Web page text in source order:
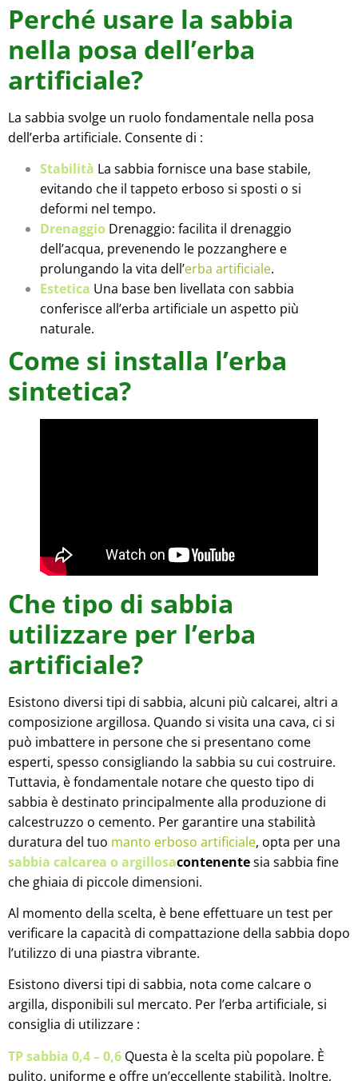
Perché usare la sabbia
nella posa dell’erba
artificiale?
La sabbia svolge un ruolo fondamentale nella posa
dell’erba artificiale. Consente di :
Stabilità La sabbia fornisce una base stabile,
evitando che il tappeto erboso si sposti o si
deformi nel tempo.
Drenaggio Drenaggio: facilita il drenaggio
dell’acqua, prevenendo le pozzanghere e
prolungando la vita dell’erba artificiale.
Estetica Una base ben livellata con sabbia
conferisce all’erba artificiale un aspetto più
naturale.
Come si installa l’erba
sintetica?
Che tipo di sabbia
utilizzare per l’erba
artificiale?
Esistono diversi tipi di sabbia, alcuni più calcarei, altri a
composizione argillosa. Quando si visita una cava, ci si
può imbattere in persone che si presentano come
esperti, spesso consigliando la sabbia su cui costruire.
Tuttavia, è fondamentale notare che questo tipo di
sabbia è destinato principalmente alla produzione di
calcestruzzo o cemento. Per garantire una stabilità
duratura del tuo manto erboso artificiale, opta per una
sabbia calcarea o argillosacontenentesia sabbia fine
che ghiaia di piccole dimensioni.
Al momento della scelta, è bene effettuare un test per
verificare la capacità di compattazione della sabbia dopo
l’utilizzo di una piastra vibrante.
Esistono diversi tipi di sabbia, nota come calcare o
argilla, disponibili sul mercato. Per l’erba artificiale, si
consiglia di utilizzare :
TP sabbia 0,4 – 0,6 Questa è la scelta più popolare. È
pulito, uniforme e offre un’eccellente stabilità. Inoltre,